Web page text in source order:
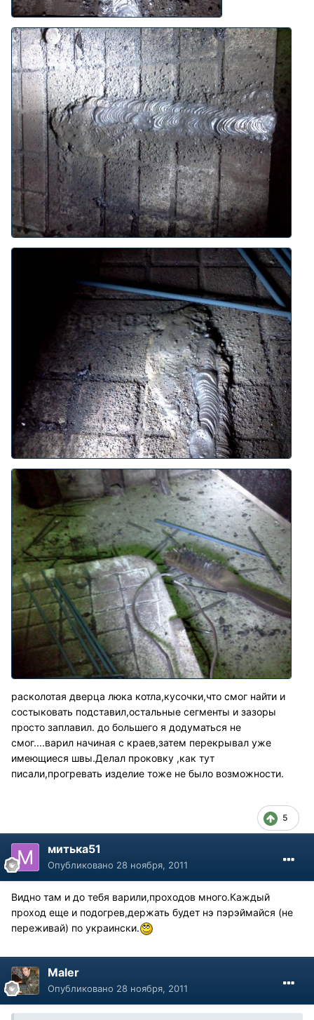
расколотая дверца люка котла,кусочки,что смог найти и
состыковать подставил,остальные сегменты и зазоры
просто заплавил. до большего я додуматься не
смог....варил начиная с краев,затем перекрывал уже
имеющиеся швы.Делал проковку ,как тут
писали,прогревать изделие тоже не было возможности.
5
митька51
Опубликовано 28 ноября, 2011
Видно там и до тебя варили,проходов много.Каждый
проход еще и подогрев,держать будет нэ пэрэймайся (не
переживай) по украински.
Maler
Опубликовано 28 ноября, 2011